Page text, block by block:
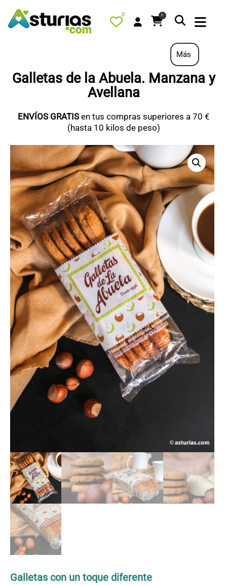
0 0
QUÉ HACER
ALOJAMIENTOS
RESTAURANTES
TURISMO ACTIVO
TIENDA
PORTADA / DESTACADO
TODOS LOS PRODUCTOS
LOTES REGALO
FABES
QUESOS ASTURIANOS
CONSERVAS, PATÉS Y PLATOS
COCINADOS
SIDRA
VINOS
CERVEZAS ARTESANAS
REPOSTERÍA Y DULCES
ARROZ CON LECHE
LICORES / DESTILADOS
OFERTAS
CONTACTO
Más
Galletas de la Abuela. Manzana y
Avellana
ENVÍOS GRATISen tus compras superiores a 70 €
(hasta 10 kilos de peso)
Galletas con un toque diferente